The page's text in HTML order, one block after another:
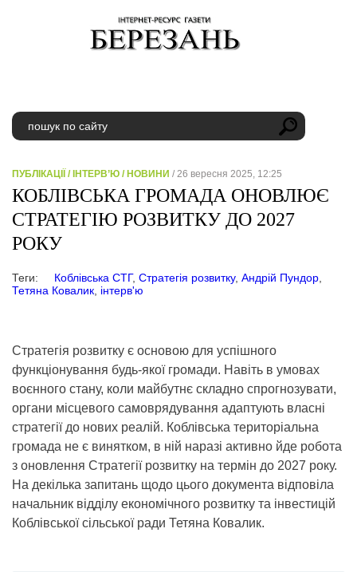
ПУБЛІКАЦІЇ / ІНТЕРВ’Ю / НОВИНИ / 26 вересня 2025, 12:25
КОБЛІВСЬКА ГРОМАДА ОНОВЛЮЄ
СТРАТЕГІЮ РОЗВИТКУ ДО 2027
РОКУ
Теги: Коблівська СТГ, Стратегія розвитку, Андрій Пундор
Тетяна Ковалик інтерв'ю
Стратегія розвитку є основою для успішного
функціонування будь-якої громади. Навіть в умовах
воєнного стану, коли майбутнє складно спрогнозувати,
органи місцевого самоврядування адаптують власні
стратегії до нових реалій. Коблівська територіальна
громада не є винятком, в ній наразі активно йде робота
з оновлення Стратегії розвитку на термін до 2027 року.
На декілька запитань щодо цього документа відповіла
начальник відділу економічного розвитку та інвестицій
Коблівської сільської ради Тетяна Ковалик.